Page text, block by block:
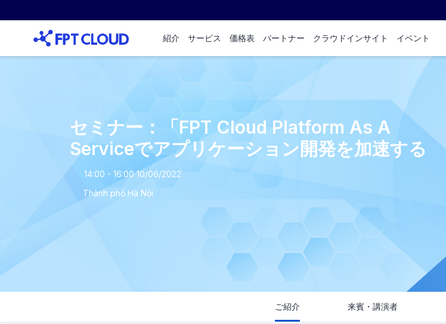
紹介 サービス 価格表 パートナー クラウドインサイト イベント
セミナー：「FPT Cloud Platform As A
Serviceでアプリケーション開発を加速する
14:00 - 16:00 10/06/2022
Thành phố Hà Nội
ご紹介 来賓・講演者